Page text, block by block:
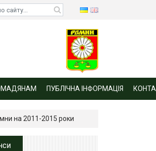
ПУБЛІЧНА ІНФОРМАЦІЯ
на 2011-2015 роки